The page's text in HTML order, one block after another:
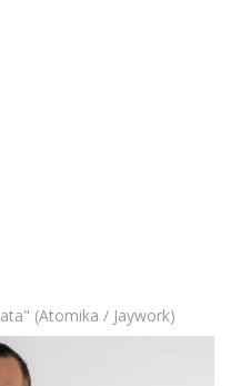
(Atomika / Jaywork)